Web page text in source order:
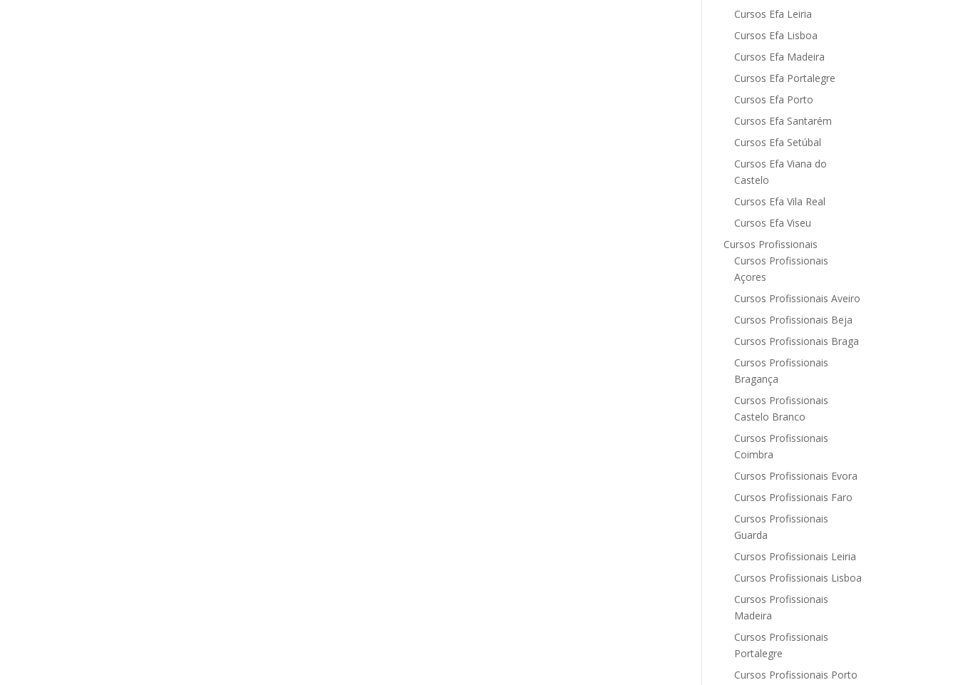
Cursos Efa Leiria
Cursos Efa Lisboa
Cursos Efa Madeira
Cursos Efa Portalegre
Cursos Efa Porto
Cursos Efa Santarém
Cursos Efa Setúbal
Cursos Efa Viana do
Castelo
Cursos Efa Vila Real
Cursos Efa Viseu
Cursos Profissionais
Cursos Profissionais
Açores
Cursos Profissionais Aveiro
Cursos Profissionais Beja
Cursos Profissionais Braga
Cursos Profissionais
Bragança
Cursos Profissionais
Castelo Branco
Cursos Profissionais
Coimbra
Cursos Profissionais Evora
Cursos Profissionais Faro
Cursos Profissionais
Guarda
Cursos Profissionais Leiria
Cursos Profissionais Lisboa
Cursos Profissionais
Madeira
Cursos Profissionais
Portalegre
Cursos Profissionais Porto